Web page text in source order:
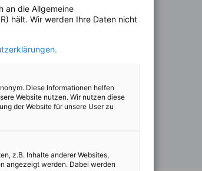
der
an die Allgemeine
hält. Wir werden Ihre Daten nicht
Diese Informationen helfen
Website nutzen. Wir nutzen diese
der Website für unsere User zu
z.B. Inhalte anderer Websites,
angezeigt werden. Dabei werden